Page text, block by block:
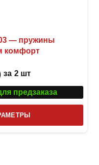
— пружины
комфорт
за 2 шт
предзаказа
товар